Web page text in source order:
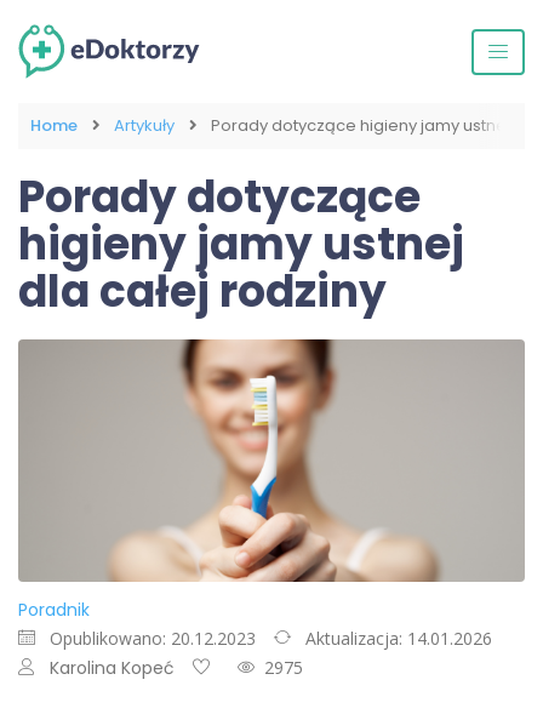
Home Artykuły Porady dotyczące higieny jamy ustnej dla
Porady dotyczące
higieny jamy ustnej
dla całej rodziny
Poradnik
Opublikowano: 20.12.2023 Aktualizacja: 14.01.2026
Karolina Kopeć 2975